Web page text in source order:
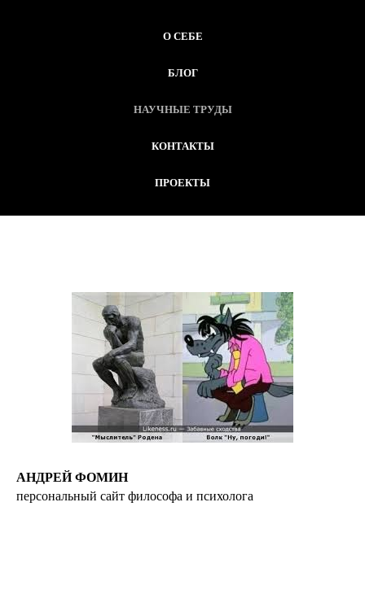
О СЕБЕ
БЛОГ
НАУЧНЫЕ ТРУДЫ
КОНТАКТЫ
ПРОЕКТЫ
АНДРЕЙ ФОМИН
персональный сайт философа и психолога